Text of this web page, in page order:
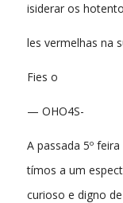
isiderar os
les vermelhas na
Fies o
— OHO4S-
A passada 5º feira
tímos a um
curioso e digno